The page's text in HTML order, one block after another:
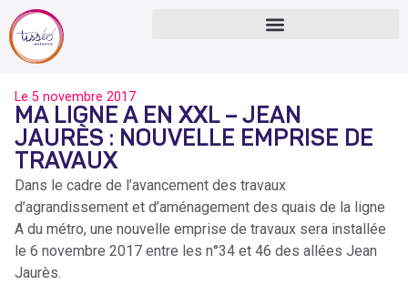
Le 5 novembre 2017
MA LIGNE A EN XXL – JEAN
JAURÈS : NOUVELLE EMPRISE DE
TRAVAUX
Dans le cadre de l’avancement des travaux
d’agrandissement et d’aménagement des quais de la ligne
A du métro, une nouvelle emprise de travaux sera installée
le 6 novembre 2017 entre les n°34 et 46 des allées Jean
Jaurès.